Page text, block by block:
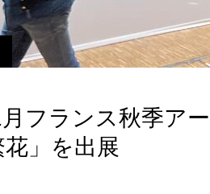
フランス秋季ア
」を出展